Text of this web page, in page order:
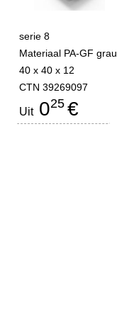
serie 8
Materiaal PA-GF grau
40 x 40 x 12
CTN 39269097
Uit025 €